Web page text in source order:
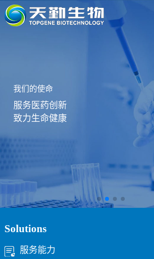
我们的使命
服务医药创新
致力生命健康
Solutions
服务能力